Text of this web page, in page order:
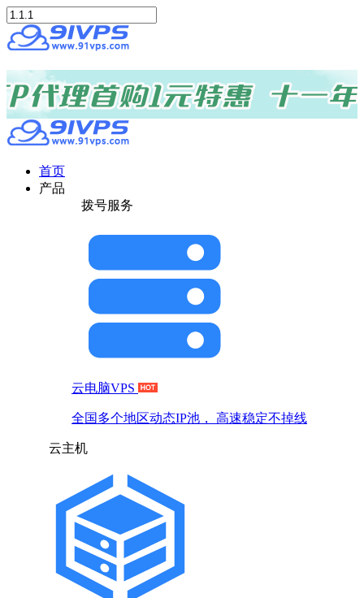
首页
产品
拨号服务
云电脑VPS
全国多个地区动态IP池， 高速稳定不掉线
云主机